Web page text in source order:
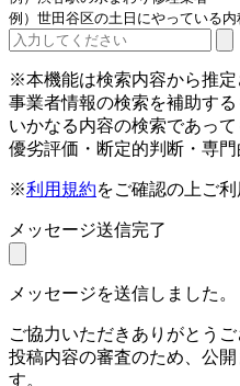
例）世田谷区の土日にやっている内
※本機能は検索内容から推定
事業者情報の検索を補助する
いかなる内容の検索であっ
優劣評価・断定的判断・専門
※利用規約をご確認の上ご
メッセージ送信完了
メッセージを送信しました。
ご協力いただきありがとうご
投稿内容の審査のため、公
す。